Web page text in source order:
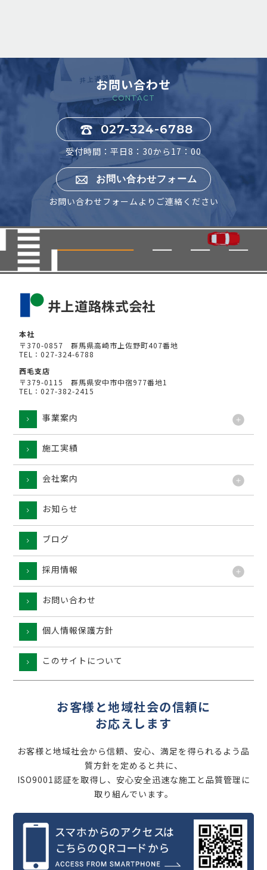
お問い合わせ
CONTACT
027-324-6788
受付時間：平日8：30から17：00
お問い合わせフォーム
お問い合わせフォームよりご連絡ください
本社
〒370-0857 群馬県高崎市上佐野町407番地
TEL：027-324-6788
西毛支店
〒379-0115 群馬県安中市中宿977番地1
TEL：027-382-2415
事業案内
施工実績
会社案内
お知らせ
ブログ
採用情報
お問い合わせ
個人情報保護方針
このサイトについて
お客様と地域社会の信頼に
お応えします
お客様と地域社会から信頼、安心、満足を得られるよう品
質方針を定めると共に、
ISO9001認証を取得し、安心安全迅速な施工と品質管理に
取り組んでいます。